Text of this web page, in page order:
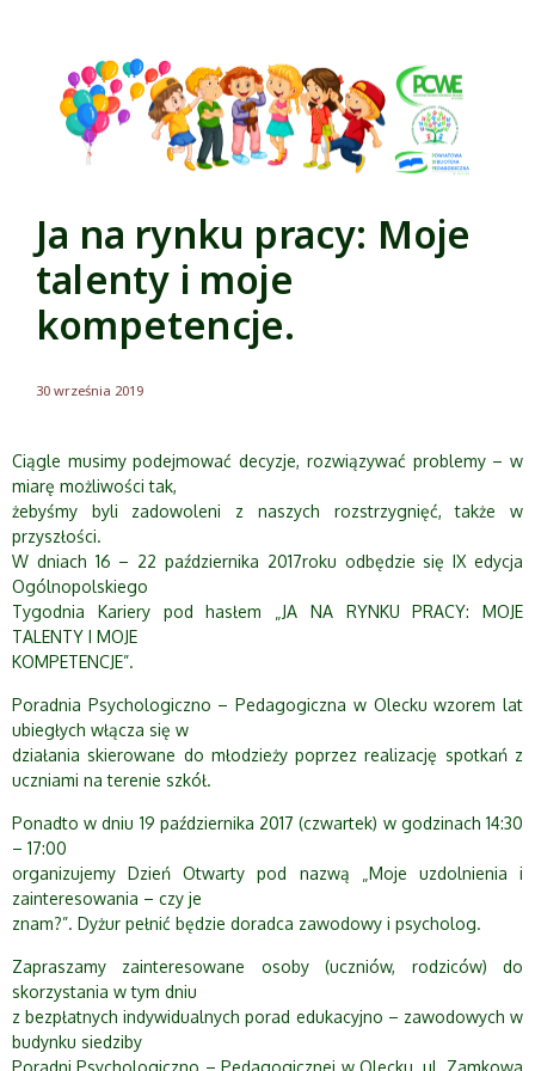
Ja na rynku pracy: Moje
talenty i moje
kompetencje.
30 września 2019
Ciągle musimy podejmować decyzje, rozwiązywać problemy – w
miarę możliwości tak,
żebyśmy byli zadowoleni z naszych rozstrzygnięć, także w
przyszłości.
W dniach 16 – 22 października 2017roku odbędzie się IX edycja
Ogólnopolskiego
Tygodnia Kariery pod hasłem „JA NA RYNKU PRACY: MOJE
TALENTY I MOJE
KOMPETENCJE”.
Poradnia Psychologiczno – Pedagogiczna w Olecku wzorem lat
ubiegłych włącza się w
działania skierowane do młodzieży poprzez realizację spotkań z
uczniami na terenie szkół.
Ponadto w dniu 19 października 2017 (czwartek) w godzinach 14:30
– 17:00
organizujemy Dzień Otwarty pod nazwą „Moje uzdolnienia i
zainteresowania – czy je
znam?”. Dyżur pełnić będzie doradca zawodowy i psycholog.
Zapraszamy zainteresowane osoby (uczniów, rodziców) do
skorzystania w tym dniu
z bezpłatnych indywidualnych porad edukacyjno – zawodowych w
budynku siedziby